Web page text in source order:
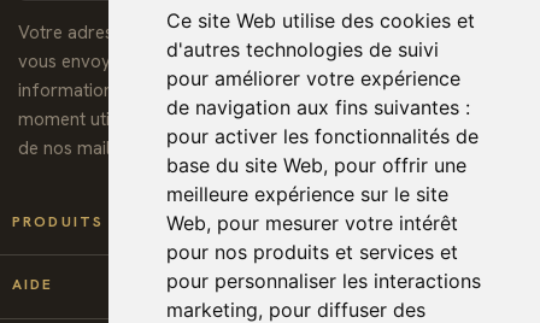
Ce site Web utilise des cookies et
d'autres technologies de suivi
pour améliorer votre expérience
de navigation aux fins suivantes :
pour activer les fonctionnalités de
base du site Web, pour offrir une
meilleure expérience sur le site
Web, pour mesurer votre intérêt
pour nos produits et services et
pour personnaliser les interactions
marketing, pour diffuser des
Votre adresse de messagerie est uniquement utilisée pour
vous envoyer notre lettre d'information ainsi que des
informations concernant nos activités. Vous pouvez à tout
moment utiliser le lien de désabonnement intégré dans chacun
de nos mails.
PRODUITS
AIDE